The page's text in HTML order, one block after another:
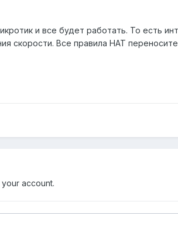
и все будет работать. То есть
скорости. Все правила НАТ
account.